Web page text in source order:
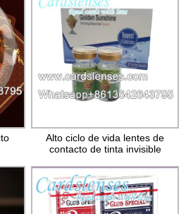
Alto ciclo de vida lentes de
contacto de tinta invisible